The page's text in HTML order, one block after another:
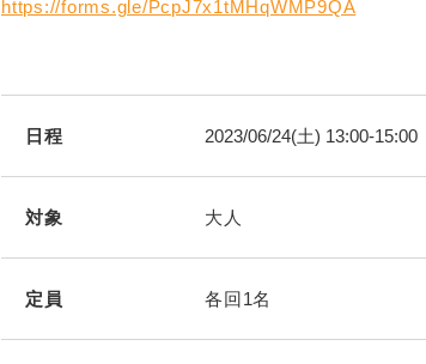
https://forms.gle/PcpJ7x1tMHqWMP9QA
日程 2023/06/24(土) 13:00-15:00
対象 大人
定員 各回1名